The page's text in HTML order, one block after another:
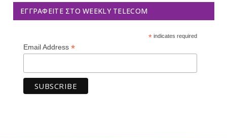
ΕΓΓΡΑΦΕΊΤΕ ΣΤΟ WEEKLY TELECOM
*indicates required
Email Address *